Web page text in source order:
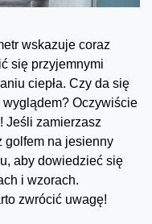
wskazuje coraz
się przyjemnymi
ciepła. Czy da się
wyglądem? Oczywiście
Jeśli zamierzasz
golfem na jesienny
aby dowiedzieć się
i wzorach.
zwrócić uwagę!